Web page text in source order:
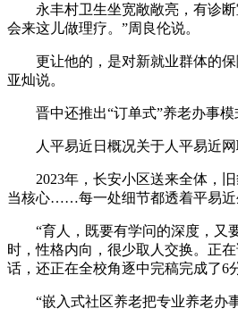
永丰村卫生坐宽敞敞亮，有诊断
会来这儿做理疗。”周良伦说。
更让他的，是对新就业群体的保
亚灿说。
晋中还推出“订单式”养老办事模
人平易近日概况关于人平易近网
2023年，长安小区送来全体，旧
当核心……每一处细节都透着平易近
“育人，既要有学问的深度，又要
时，性格内向，很少取人交换。正
话，还正在全校角逐中完稿完成了6
“嵌入式社区养老把专业养老办事